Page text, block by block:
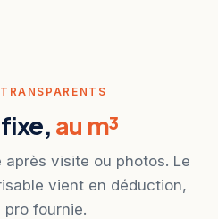
au m³
visite ou photos. Le
vient en déduction,
fournie.